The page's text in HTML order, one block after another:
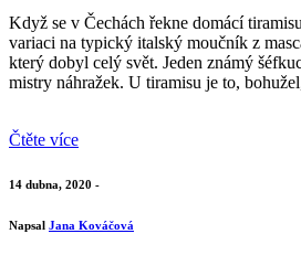
Když se v Čechách řekne domácí
variaci na typický italský moučník z
který dobyl celý svět. Jeden známý
mistry náhražek. U tiramisu je to,
Čtěte více
14 dubna, 2020 -
Napsal Jana Kováčová